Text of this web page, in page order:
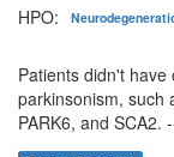
HPO:
Patients didn't
parkinsonism, such
PARK6, and SCA2.